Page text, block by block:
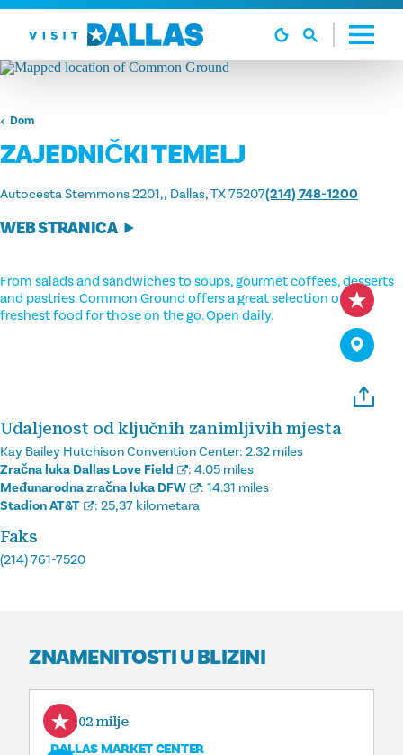
Preskoči na sadržaj
Dom
ZAJEDNIČKI TEMELJ
Autocesta Stemmons 2201, Dallas, TX 75207(214) 748-1200
WEB STRANICA
From salads and sandwiches to soups, gourmet coffees, desserts
and pastries. Common Ground offers a great selection of the
freshest food for those on the go. Open daily.
Udaljenost od ključnih zanimljivih mjesta
Kay Bailey Hutchison Convention Center: 2.32 miles
Zračna luka Dallas Love Field
: 4.05 miles
Međunarodna zračna luka DFW
: 14.31 miles
Stadion AT&T
: 25,37 kilometara
Faks
(214) 761-7520
ZNAMENITOSTI U BLIZINI
0,02 milje
DALLAS MARKET CENTER